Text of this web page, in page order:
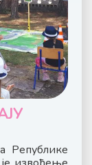
Републике